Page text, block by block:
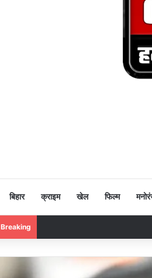
बिहार क्राइम खेल फिल्म
Breaking